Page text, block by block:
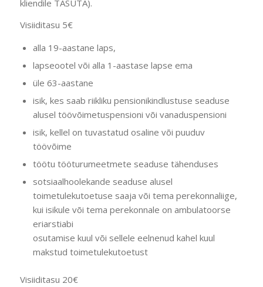
kliendile TASUTA).
Visiiditasu 5€
alla 19-aastane laps,
lapseootel või alla 1-aastase lapse ema
üle 63-aastane
isik, kes saab riikliku pensionikindlustuse seaduse
alusel töövõimetuspensioni või vanaduspensioni
isik, kellel on tuvastatud osaline või puuduv
töövõime
töötu tööturumeetmete seaduse tähenduses
sotsiaalhoolekande seaduse alusel
toimetulekutoetuse saaja või tema perekonnaliige,
kui isikule või tema perekonnale on ambulatoorse
eriarstiabi
osutamise kuul või sellele eelnenud kahel kuul
makstud toimetulekutoetust
Visiiditasu 20€